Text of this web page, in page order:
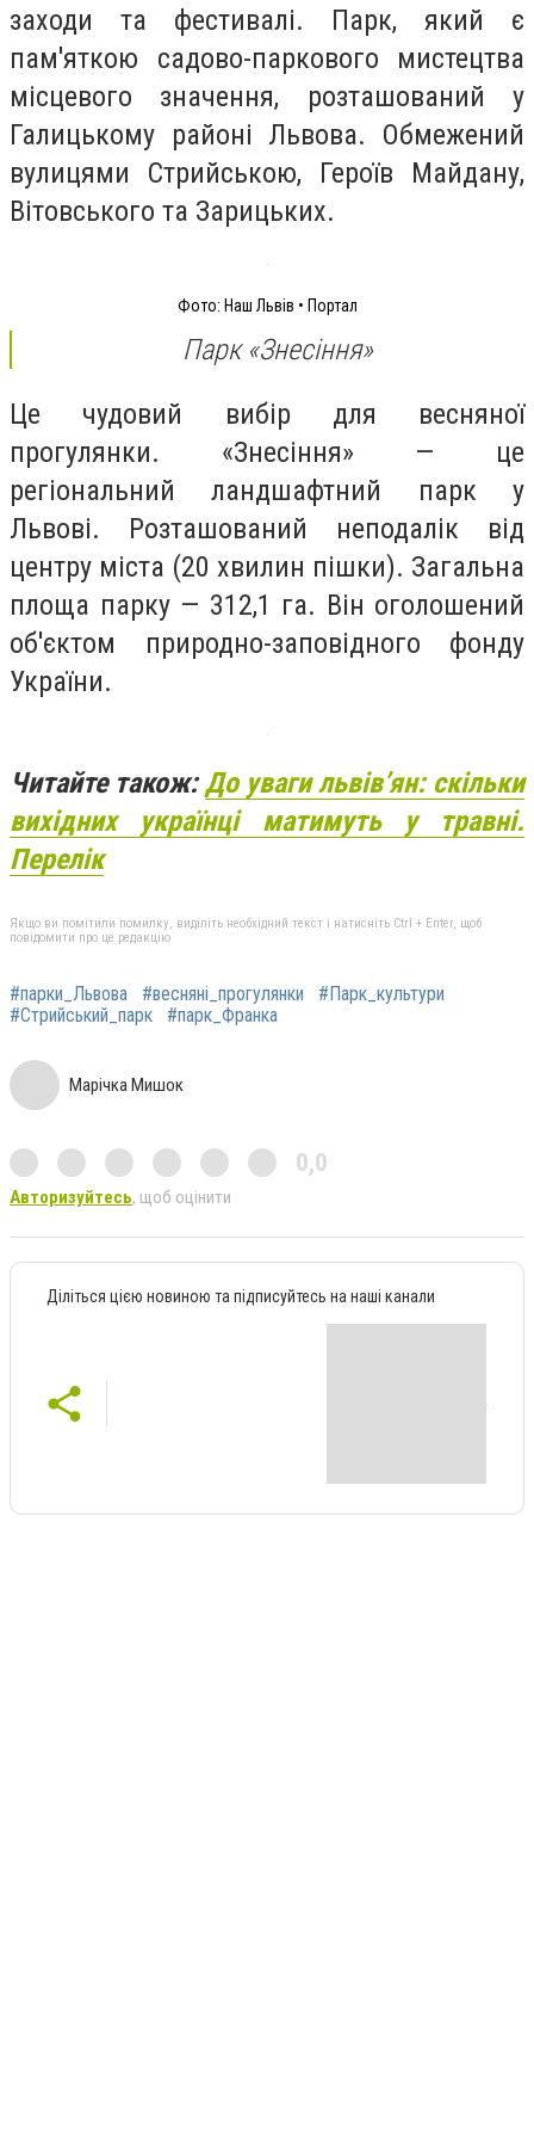
заходи та фестивалі. Парк, який є
пам'яткою садово-паркового мистецтва
місцевого значення, розташований у
Галицькому районі Львова. Обмежений
вулицями Стрийською, Героїв Майдану,
Вітовського та Зарицьких.
Фото: Наш Львів • Портал
Парк «Знесіння»
Це чудовий вибір для весняної
прогулянки. «Знесіння» — це
регіональний ландшафтний парк у
Львові. Розташований неподалік від
центру міста (20 хвилин пішки). Загальна
площа парку — 312,1 га. Він оголошений
об'єктом природно-заповідного фонду
України.
Читайте також:До уваги львівʼян: скільки
вихідних українці матимуть у травні.
Перелік
Якщо ви помітили помилку, виділіть необхідний текст і натисніть Ctrl + Enter, щоб
повідомити про це редакцію
#парки_Львова #весняні_прогулянки
#Парк_культури
#Стрийський_парк
#парк_Франка
Марічка Мишок
0,0
Авторизуйтесь, щоб оцінити
Діліться цією новиною та підписуйтесь на наші канали